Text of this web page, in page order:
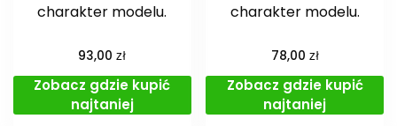
charakter modelu.
93,00zł
Zobacz gdzie kupić
najtaniej
charakter modelu.
78,00 zł
Zobacz gdzie kupić
najtaniej